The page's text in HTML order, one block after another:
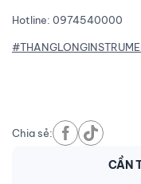
Hotline: 0974540000
Chia sẻ:
CẦN